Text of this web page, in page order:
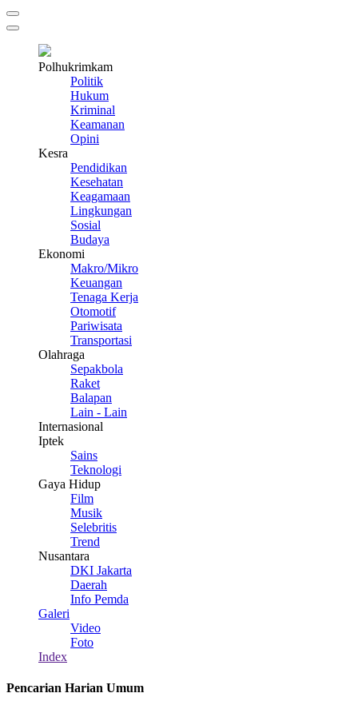
Polhukrimkam
Politik
Hukum
Kriminal
Keamanan
Opini
Kesra
Pendidikan
Kesehatan
Keagamaan
Lingkungan
Sosial
Budaya
Ekonomi
Makro/Mikro
Keuangan
Tenaga Kerja
Otomotif
Pariwisata
Transportasi
Olahraga
Sepakbola
Raket
Balapan
Lain - Lain
Internasional
Iptek
Sains
Teknologi
Gaya Hidup
Film
Musik
Selebritis
Trend
Nusantara
DKI Jakarta
Daerah
Info Pemda
Galeri
Video
Foto
Index
Pencarian Harian Umum